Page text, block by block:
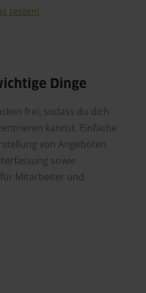
testen!
Dinge
frei, sodass du dich
kannst. Einfache
von Angeboten
sowie
Mitarbeiter und